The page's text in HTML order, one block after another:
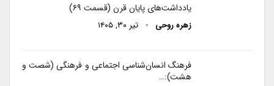
یادداشت‌های پایان قرن (قسمت ۶۹)
زهره روحی تیر ۳۰, ۱۴۰۵
فرهنگ انسان‌شناسی اجتماعی و فرهنگی (شصت و
هشت):…